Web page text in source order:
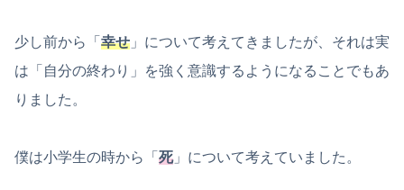
少し前から「 幸せ 」について考えてきましたが、それは実
は「自分の終わり」を強く意識するようになることでもあ
りました。
僕は小学生の時から「 死」について考えていました。